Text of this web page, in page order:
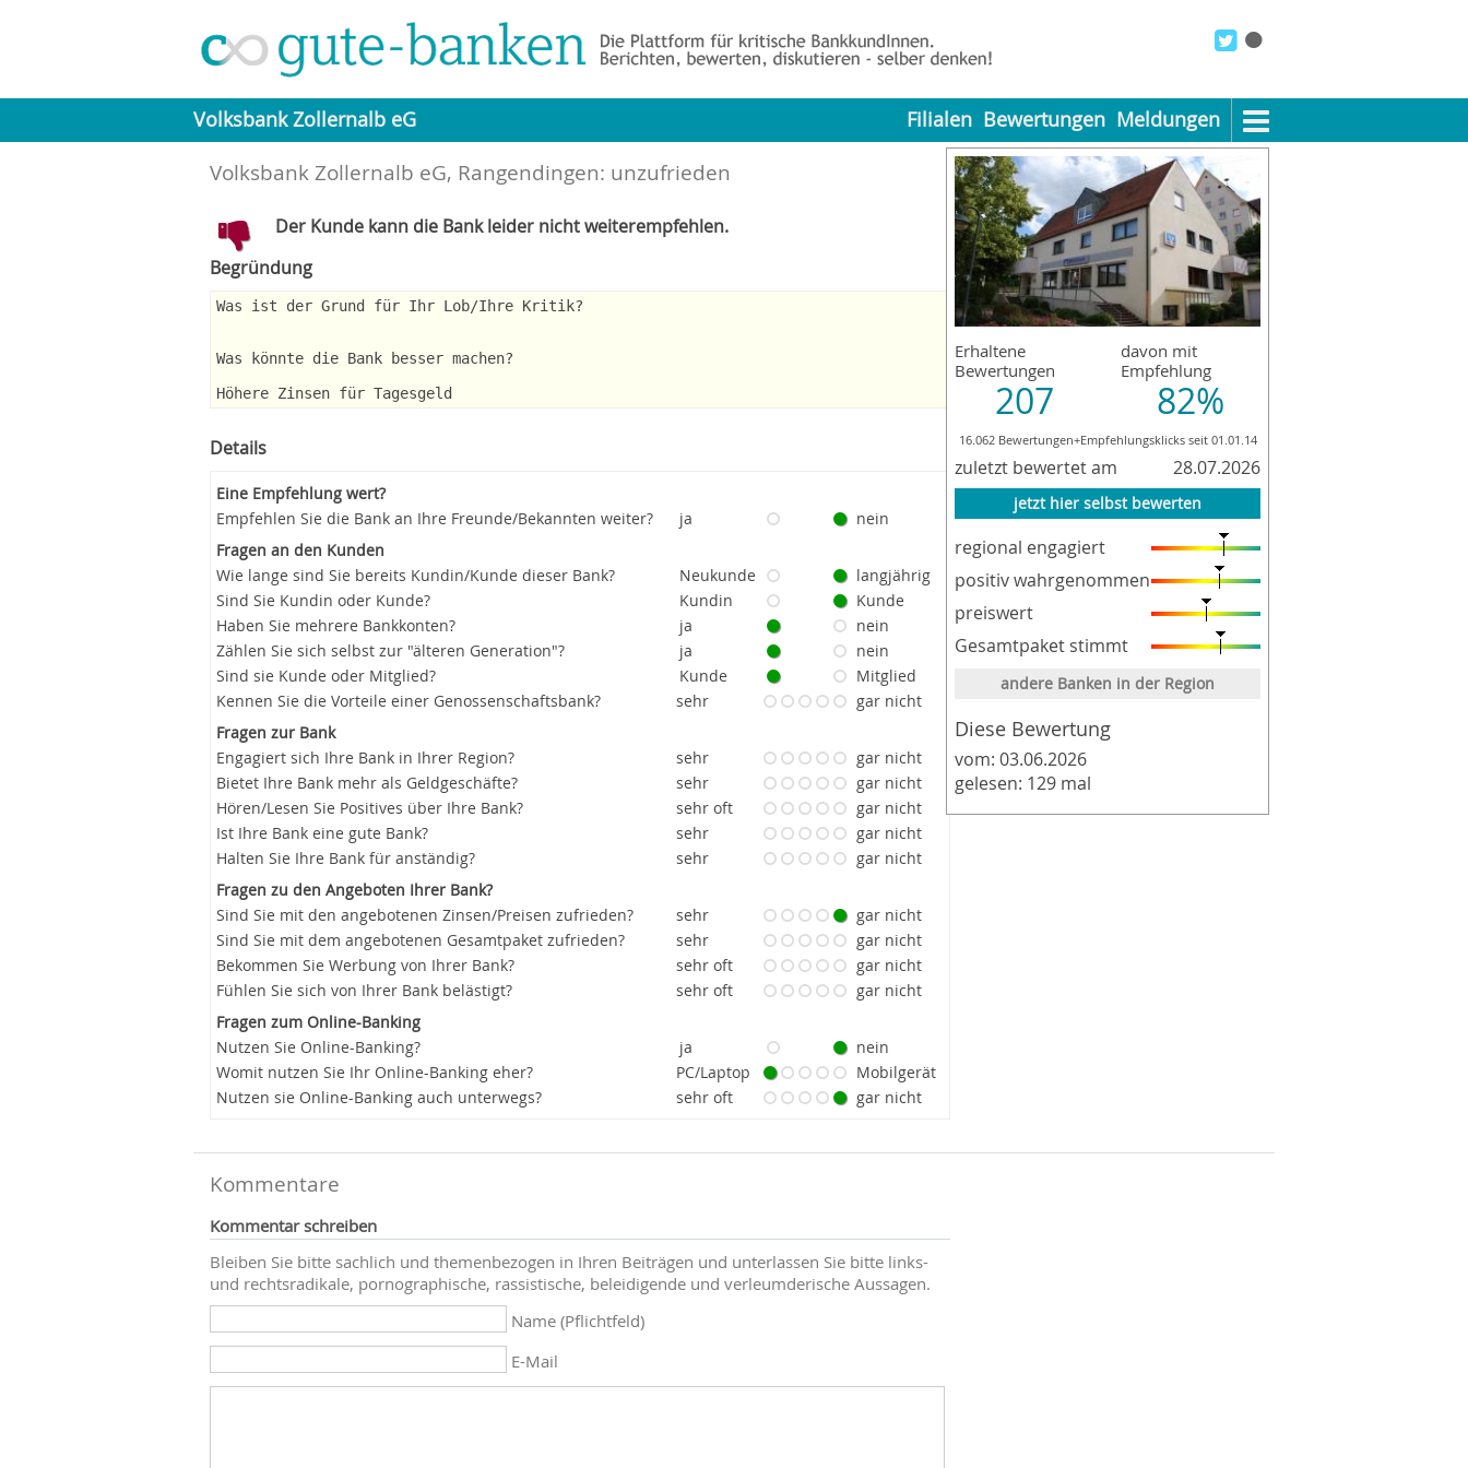
Volksbank Zollernalb eG Filialen Bewertungen Meldungen
Erhaltene
Bewertungen
207
davon mit
Empfehlung
82%
16.062 Bewertungen+Empfehlungsklicks seit 01.01.14
zuletzt bewertet am 28.07.2026
jetzt hier selbst bewerten
regional engagiert
positiv wahrgenommen
preiswert
Gesamtpaket stimmt
andere Banken in der Region
Diese Bewertung
vom: 03.06.2026
gelesen: 129 mal
Volksbank Zollernalb eG, Rangendingen: unzufrieden
Der Kunde kann die Bank leider nicht weiterempfehlen.
Begründung
Was ist der Grund für Ihr Lob/Ihre Kritik?
Was könnte die Bank besser machen?
Höhere Zinsen für Tagesgeld
Details
Eine Empfehlung wert?
Empfehlen Sie die Bank an Ihre Freunde/Bekannten weiter?
ja
nein
Fragen an den Kunden
Wie lange sind Sie bereits Kundin/Kunde dieser Bank?
Neukunde
langjährig
Sind Sie Kundin oder Kunde?
Kundin
Kunde
Haben Sie mehrere Bankkonten?
ja
nein
Zählen Sie sich selbst zur "älteren Generation"?
ja
nein
Sind sie Kunde oder Mitglied?
Kunde
Mitglied
Kennen Sie die Vorteile einer Genossenschaftsbank?
sehr
gar nicht
Fragen zur Bank
Engagiert sich Ihre Bank in Ihrer Region?
sehr
gar nicht
Bietet Ihre Bank mehr als Geldgeschäfte?
sehr
gar nicht
Hören/Lesen Sie Positives über Ihre Bank?
sehr oft
gar nicht
Ist Ihre Bank eine gute Bank?
sehr
gar nicht
Halten Sie Ihre Bank für anständig?
sehr
gar nicht
Fragen zu den Angeboten Ihrer Bank?
Sind Sie mit den angebotenen Zinsen/Preisen zufrieden?
sehr
gar nicht
Sind Sie mit dem angebotenen Gesamtpaket zufrieden?
sehr
gar nicht
Bekommen Sie Werbung von Ihrer Bank?
sehr oft
gar nicht
Fühlen Sie sich von Ihrer Bank belästigt?
sehr oft
gar nicht
Fragen zum Online-Banking
Nutzen Sie Online-Banking?
ja
nein
Womit nutzen Sie Ihr Online-Banking eher?
PC/Laptop
Mobilgerät
Nutzen sie Online-Banking auch unterwegs?
sehr oft gar nicht
Kommentare
Kommentar schreiben
Bleiben Sie bitte sachlich und themenbezogen in Ihren Beiträgen und unterlassen Sie bitte links-
und rechtsradikale, pornographische, rassistische, beleidigende und verleumderische Aussagen.
Name (Pflichtfeld)
E-Mail